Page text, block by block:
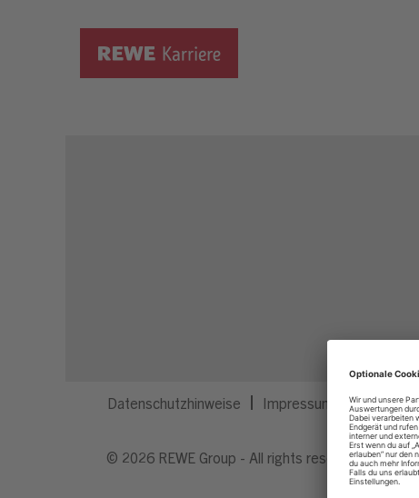
Datenschutzhinweise Impressum
© 2026 REWE Group - All rights reserved